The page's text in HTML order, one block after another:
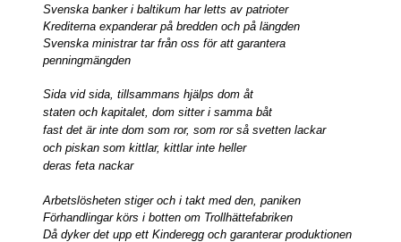
Svenska banker i baltikum har letts av patrioter
Krediterna expanderar på bredden och på längden
Svenska ministrar tar från oss för att garantera
penningmängden
Sida vid sida, tillsammans hjälps dom åt
staten och kapitalet, dom sitter i samma båt
fast det är inte dom som ror, som ror så svetten lackar
och piskan som kittlar, kittlar inte heller
deras feta nackar
Arbetslösheten stiger och i takt med den, paniken
Förhandlingar körs i botten om Trollhättefabriken
Då dyker det upp ett Kinderegg och garanterar produktionen